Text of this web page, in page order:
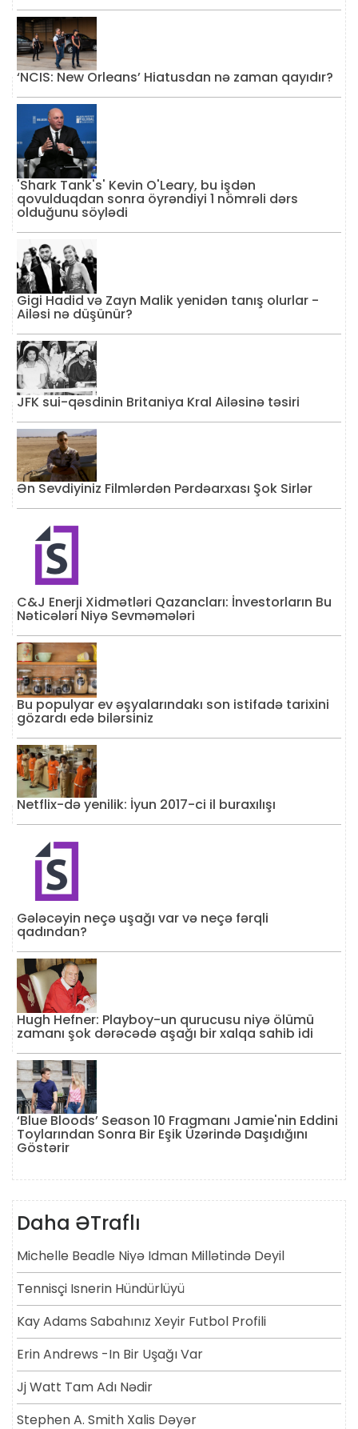
‘NCIS: New Orleans’ Hiatusdan nə zaman qayıdır?
'Shark Tank's' Kevin O'Leary, bu işdən
qovulduqdan sonra öyrəndiyi 1 nömrəli dərs
olduğunu söylədi
Gigi Hadid və Zayn Malik yenidən tanış olurlar -
Ailəsi nə düşünür?
JFK sui-qəsdinin Britaniya Kral Ailəsinə təsiri
Ən Sevdiyiniz Filmlərdən Pərdəarxası Şok Sirlər
C&J Enerji Xidmətləri Qazancları: İnvestorların Bu
Nəticələri Niyə Sevməmələri
Bu populyar ev əşyalarındakı son istifadə tarixini
gözardı edə bilərsiniz
Netflix-də yenilik: İyun 2017-ci il buraxılışı
Gələcəyin neçə uşağı var və neçə fərqli
qadından?
Hugh Hefner: Playboy-un qurucusu niyə ölümü
zamanı şok dərəcədə aşağı bir xalqa sahib idi
‘Blue Bloods’ Season 10 Fragmanı Jamie'nin Eddini
Toylarından Sonra Bir Eşik Üzərində Daşıdığını
Göstərir
Daha ƏTraflı
Michelle Beadle Niyə Idman Millətində Deyil
Tennisçi Isnerin Hündürlüyü
Kay Adams Sabahınız Xeyir Futbol Profili
Erin Andrews -in Bir Uşağı Var
Jj Watt Tam Adı Nədir
Stephen A. Smith Xalis Dəyər